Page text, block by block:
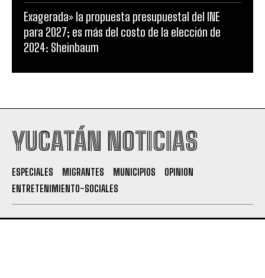
Exagerada» la propuesta presupuestal del INE
para 2027; es más del costo de la elección de
2024: Sheinbaum
YUCATÁN NOTICIAS
ESPECIALES MIGRANTES MUNICIPIOS
OPINION
ENTRETENIMIENTO-SOCIALES